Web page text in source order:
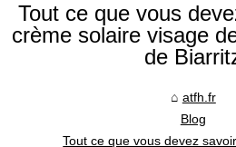
Tout ce que vous
crème solaire visage
de
atfh.fr
Blog
Tout ce que vous devez